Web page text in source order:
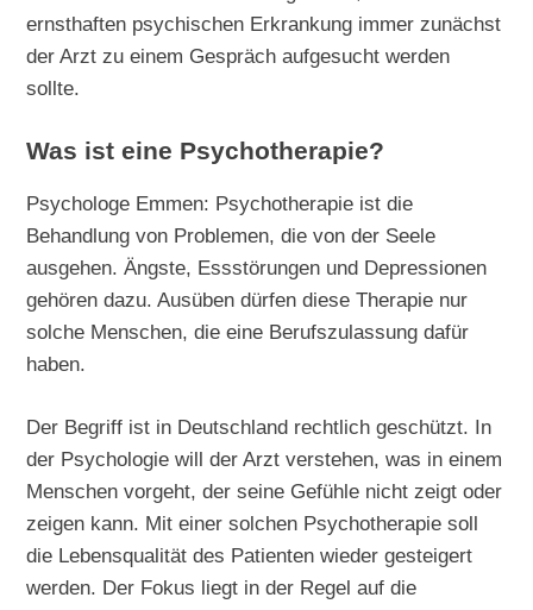
ernsthaften psychischen Erkrankung immer zunächst
der Arzt zu einem Gespräch aufgesucht werden
sollte.
Was ist eine Psychotherapie?
Psychologe Emmen: Psychotherapie ist die
Behandlung von Problemen, die von der Seele
ausgehen. Ängste, Essstörungen und Depressionen
gehören dazu. Ausüben dürfen diese Therapie nur
solche Menschen, die eine Berufszulassung dafür
haben.
Der Begriff ist in Deutschland rechtlich geschützt. In
der Psychologie will der Arzt verstehen, was in einem
Menschen vorgeht, der seine Gefühle nicht zeigt oder
zeigen kann. Mit einer solchen Psychotherapie soll
die Lebensqualität des Patienten wieder gesteigert
werden. Der Fokus liegt in der Regel auf die